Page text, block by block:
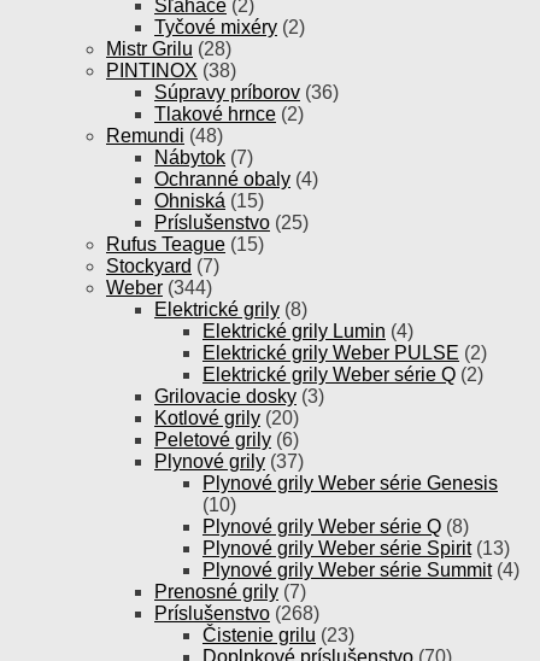
Šľahače (2)
Tyčové mixéry (2)
Mistr Grilu (28)
PINTINOX (38)
Súpravy príborov (36)
Tlakové hrnce (2)
Remundi (48)
Nábytok (7)
Ochranné obaly (4)
Ohniská (15)
Príslušenstvo (25)
Rufus Teague (15)
Stockyard (7)
Weber (344)
Elektrické grily (8)
Elektrické grily Lumin (4)
Elektrické grily Weber PULSE (2)
Elektrické grily Weber série Q (2)
Grilovacie dosky (3)
Kotlové grily (20)
Peletové grily (6)
Plynové grily (37)
Plynové grily Weber série Genesis
(10)
Plynové grily Weber série Q (8)
Plynové grily Weber série Spirit (13)
Plynové grily Weber série Summit (4)
Prenosné grily (7)
Príslušenstvo (268)
Čistenie grilu (23)
Doplnkové príslušenstvo (70)